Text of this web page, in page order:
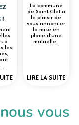
!
à
les
La commune
de Saint-Clet a
le plaisir de
vous annoncer
la mise en
place d’une
mutuelle...
LIRE LA SUITE
vous